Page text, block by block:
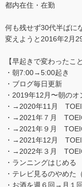
都内在住・在勤
何も残せず30代半ばに
変えようと2016年2月
【早起きで変わったこと
・朝7:00→5:00起き
・ブログ毎日更新
・2019年12月〜朝の
・→2020年11月
・→2021年７月
・→2021年９月
・→2021年12月
・→2022年３月
・ランニングはじめる
・テレビ見るのやめた
・お酒を週６回→月１